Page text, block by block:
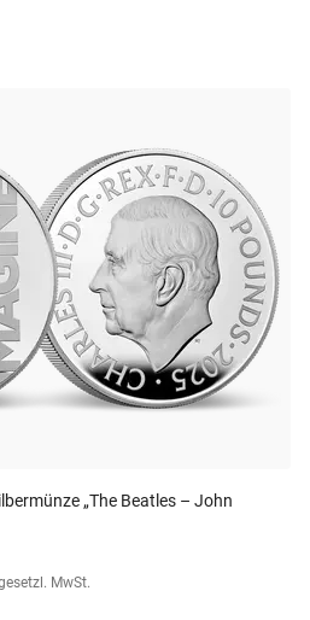
„The Beatles – John
MwSt.